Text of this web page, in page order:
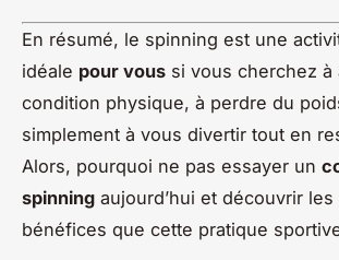
En résumé, le spinning est une
idéale pour vous si vous cherchez à
condition physique, à perdre du
simplement à vous divertir tout en
Alors, pourquoi ne pas essayer un
spinning aujourd’hui et découvrir
bénéfices que cette pratique